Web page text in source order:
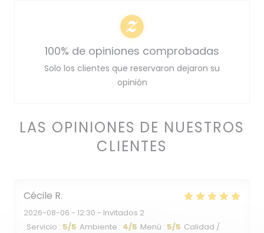
LAS OPINIONES DE NUESTROS
CLIENTES
Cécile R
2026-08-06 - 12:30 - Invitados 2
Servicio : 5/5 Ambiente : 4/5 Menú : 5/5 Calidad /
100% de opiniones comprobadas
Solo los clientes que reservaron dejaron su
opinión